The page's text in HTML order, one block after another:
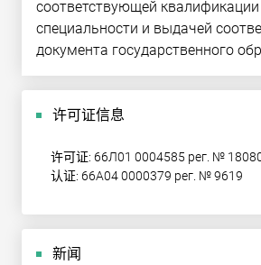
соответствующей
специальности и выдачей
документа государственного
许可证信息
许可证: 66Л01 0004585 рег. №
认证: 66А04 0000379 рег. № 9619
新闻